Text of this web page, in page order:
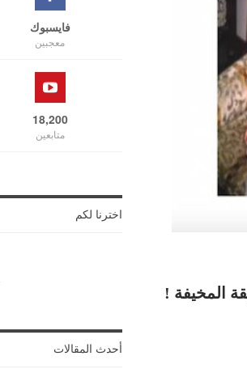
فايسبوك
معجبين
18,200
متابعين
اخترنا لكم
أحدث المقالات